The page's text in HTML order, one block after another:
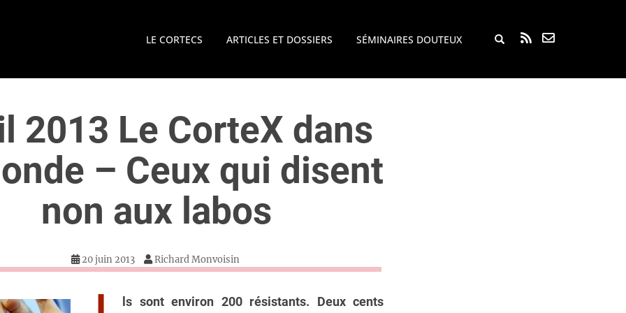
LE CORTECS ARTICLES ET DOSSIERS SÉMINAIRES DOUTEUX Rechercher...
2013 Le CorteX dans
– Ceux qui disent
non aux labos
20 juin 2013 Richard Monvoisin
ls sont environ 200 résistants. Deux cents